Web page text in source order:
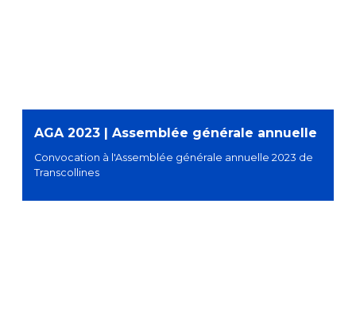
AGA 2023 | Assemblée générale annuelle
Convocation à l'Assemblée générale annuelle 2023 de
Transcollines